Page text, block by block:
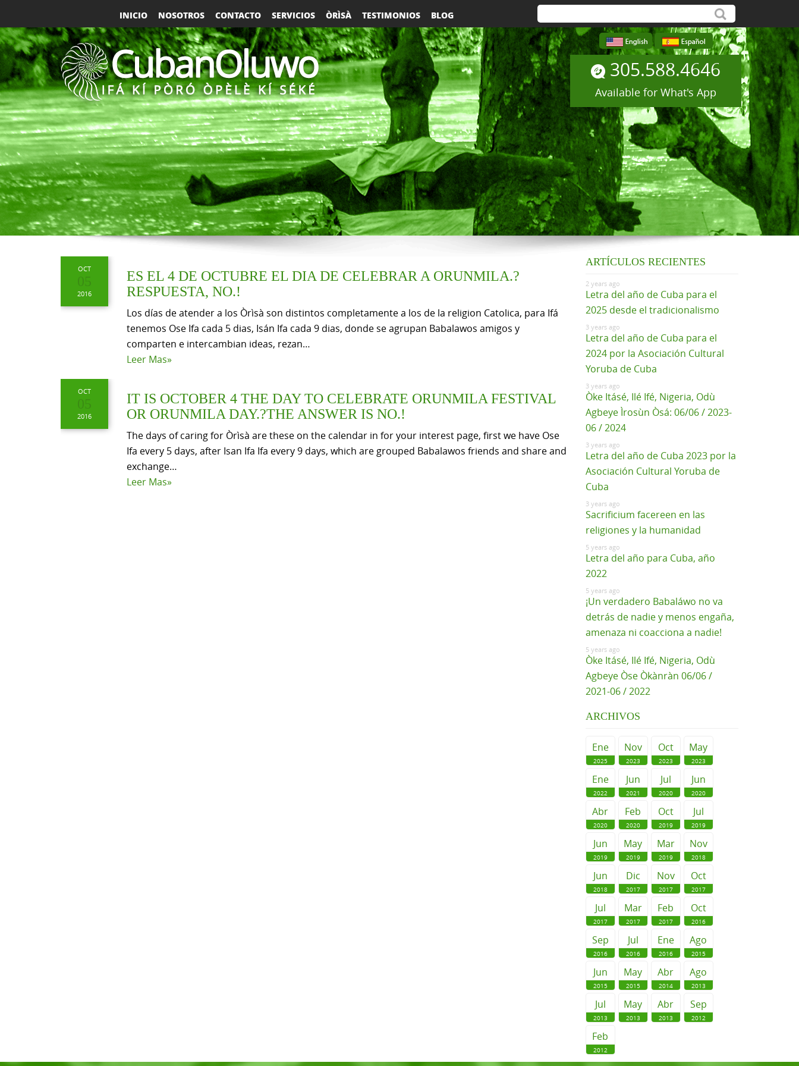
INICIO NOSOTROS CONTACTO SERVICIOS ÒRÌSÀ TESTIMONIOS BLOG
305.588.4646
Available for What's App
OCT
05
2016
ES EL 4 DE OCTUBRE EL DIA DE CELEBRAR A ORUNMILA.?
RESPUESTA, NO.!
Los días de atender a los Òrìsà son distintos completamente a los de la religion Catolica, para Ifá
tenemos Ose Ifa cada 5 dias, Isán Ifa cada 9 dias, donde se agrupan Babalawos amigos y
comparten e intercambian ideas, rezan…
Leer Mas»
OCT
05
2016
IT IS OCTOBER 4 THE DAY TO CELEBRATE ORUNMILA FESTIVAL
OR ORUNMILA DAY.?THE ANSWER IS NO.!
The days of caring for Òrìsà are these on the calendar in for your interest page, first we have Ose
Ifa every 5 days, after Isan Ifa Ifa every 9 days, which are grouped Babalawos friends and share and
exchange…
Leer Mas»
ARTÍCULOS RECIENTES
2 years ago
Letra del año de Cuba para el
2025 desde el tradicionalismo
3 years ago
Letra del año de Cuba para el
2024 por la Asociación Cultural
Yoruba de Cuba
3 years ago
Òke Itásé, Ilé Ifé, Nigeria, Odù
Agbeye Ìrosùn Òsá: 06/06 / 2023-
06 / 2024
3 years ago
Letra del año de Cuba 2023 por la
Asociación Cultural Yoruba de
Cuba
3 years ago
Sacrificium facereen en las
religiones y la humanidad
5 years ago
Letra del año para Cuba, año
2022
5 years ago
¡Un verdadero Babaláwo no va
detrás de nadie y menos engaña,
amenaza ni coacciona a nadie!
5 years ago
Òke Itásé, Ilé Ifé, Nigeria, Odù
Agbeye Òse Òkànràn 06/06 /
2021-06 / 2022
ARCHIVOS
Ene
2025
Nov
2023
Oct
2023
May
2023
Ene
2022
Jun
2021
Jul
2020
Jun
2020
Abr
2020
Feb
2020
Oct
2019
Jul
2019
Jun
2019
May
2019
Mar
2019
Nov
2018
Jun
2018
Dic
2017
Nov
2017
Oct
2017
Jul
2017
Mar
2017
Feb
2017
Oct
2016
Sep
2016
Jul
2016
Ene
2016
Ago
2015
Jun
2015
May
2015
Abr
2014
Ago
2013
Jul
2013
May
2013
Abr
2013
Sep
2012
Feb
2012